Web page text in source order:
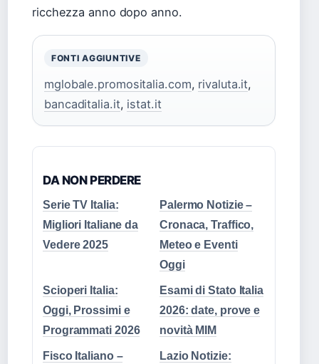
ricchezza anno dopo anno.
FONTI AGGIUNTIVE
mglobale.promositalia.com, rivaluta.it,
bancaditalia.it, istat.it
DA NON PERDERE
Serie TV Italia:
Migliori Italiane da
Vedere 2025
Palermo Notizie –
Cronaca, Traffico,
Meteo e Eventi
Oggi
Scioperi Italia:
Oggi, Prossimi e
Programmati 2026
Esami di Stato Italia
2026: date, prove e
novità MIM
Fisco Italiano –
Lazio Notizie: